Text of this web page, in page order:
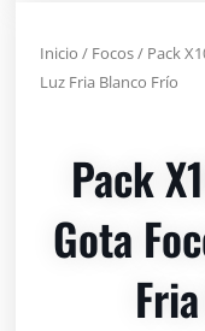
Inicio / Focos/ Pack
Luz Fria Blanco Frío
Pack
Gota